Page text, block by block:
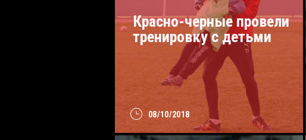
08/10/2018
Красно-черные провели
тренировку с детьми